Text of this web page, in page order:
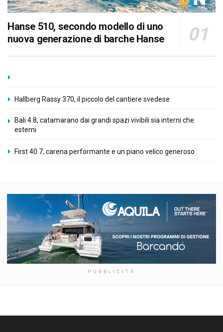
Hanse 510, secondo modello di uno
nuova generazione di barche Hanse
Hallberg Rassy 370, il piccolo del cantiere svedese
Bali 4.8, catamarano dai grandi spazi vivibili sia interni che
esterni
First 40.7, carena performante e un piano velico generoso
PUBBLICITÀ